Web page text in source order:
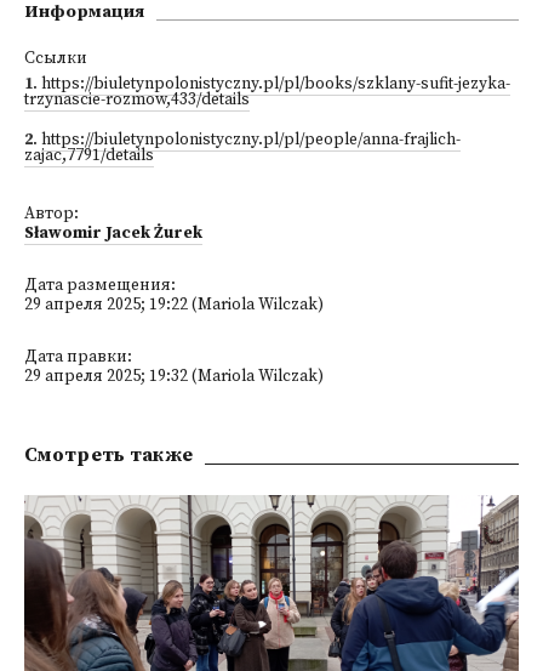
Информация
Ссылки
1. https://biuletynpolonistyczny.pl/pl/books/szklany-sufit-jezyka-
trzynascie-rozmow,433/details
2. https://biuletynpolonistyczny.pl/pl/people/anna-frajlich-
zajac,7791/details
Автор:
Sławomir Jacek Żurek
Дата размещения:
29 апреля 2025; 19:22 (Mariola Wilczak)
Дата правки:
29 апреля 2025; 19:32 (Mariola Wilczak)
Смотреть также